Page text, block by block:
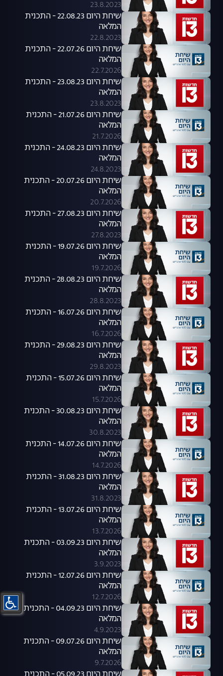
23.8.2023
שיחת היום 22.08.23 - התכנית
המלאה
22.8.2023
שיחת היום 22.07.26 - התכנית
המלאה
22.7.2026
שיחת היום 23.08.23 - התכנית
המלאה
23.8.2023
שיחת היום 21.07.26 - התכנית
המלאה
21.7.2026
שיחת היום 24.08.23 - התכנית
המלאה
24.8.2023
שיחת היום 20.07.26 - התכנית
המלאה
20.7.2026
שיחת היום 27.08.23 - התכנית
המלאה
27.8.2023
שיחת היום 19.07.26 - התכנית
המלאה
19.7.2026
שיחת היום 28.08.23 - התכנית
המלאה
28.8.2023
שיחת היום 16.07.26 - התכנית
המלאה
16.7.2026
שיחת היום 29.08.23 - התכנית
המלאה
29.8.2023
שיחת היום 15.07.26 - התכנית
המלאה
15.7.2026
שיחת היום 30.08.23 - התכנית
המלאה
30.8.2023
שיחת היום 14.07.26 - התכנית
המלאה
14.7.2026
שיחת היום 31.08.23 - התכנית
המלאה
31.8.2023
שיחת היום 13.07.26 - התכנית
המלאה
13.7.2026
שיחת היום 03.09.23 - התכנית
המלאה
3.9.2023
שיחת היום 12.07.26 - התכנית
המלאה
12.7.2026
שיחת היום 04.09.23 - התכנית
המלאה
4.9.2023
שיחת היום 09.07.26 - התכנית
המלאה
9.7.2026